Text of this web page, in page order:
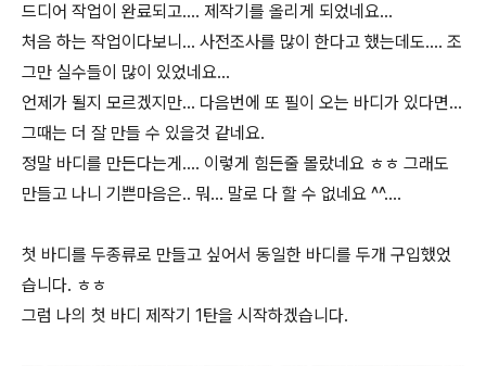
드디어 작업이 완료되고.... 제작기를 올리게 되었네요...
처음 하는 작업이다보니... 사전조사를 많이 한다고 했는데도.... 조
그만 실수들이 많이 있었네요...
언제가 될지 모르겠지만... 다음번에 또 필이 오는 바디가 있다면...
그때는 더 잘 만들 수 있을것 같네요.
정말 바디를 만든다는게.... 이렇게 힘든줄 몰랐네요 ㅎㅎ 그래도
만들고 나니 기쁜마음은.. 뭐... 말로 다 할 수 없네요 ^^....
첫 바디를 두종류로 만들고 싶어서 동일한 바디를 두개 구입했었
습니다. ㅎㅎ
그럼 나의 첫 바디 제작기 1탄을 시작하겠습니다.